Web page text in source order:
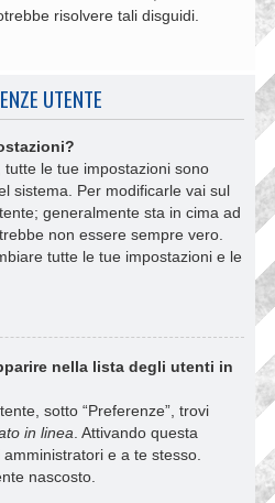
risolvere tali disguidi.
UTENTE
le tue impostazioni sono
sistema. Per modificarle vai sul
generalmente sta in cima ad
non essere sempre vero.
tutte le tue impostazioni e le
nella lista degli utenti in
sotto “Preferenze”, trovi
in linea . Attivando questa
e a te stesso.
nascosto.